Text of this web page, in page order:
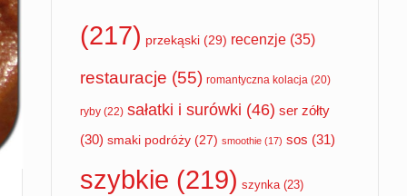
(217) przekąski(29) recenzje(35)
restauracje (55) romantyczna kolacja (20)
ryby(22) sałatki i surówki (46) ser zółty
(30) smaki podróży(27) smoothie(17) sos (31)
szybkie (219) szynka(23)